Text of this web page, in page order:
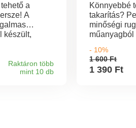
a
A
készült,
lesz a
alsó
Raktáron több
mint 10 db
Könnyebbé
takarítás?
minőségi
műanyagból
vödörrel
takarítás.
munkát a
- 10%
1 600 Ft
1 390 Ft